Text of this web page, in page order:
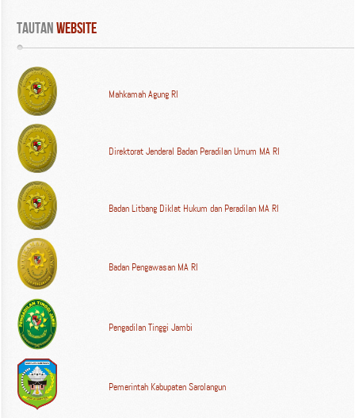
Tautan WEBSITE
Mahkamah Agung RI
Direktorat Jenderal Badan Peradilan Umum MA RI
Badan Litbang Diklat Hukum dan Peradilan MA RI
Badan Pengawasan MA RI
Pengadilan Tinggi Jambi
Pemerintah Kabupaten Sarolangun